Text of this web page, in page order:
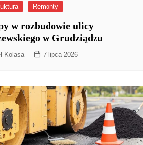
Remonty
w rozbudowie ulicy
w Grudziądzu
Kolasa 7 lipca 2026